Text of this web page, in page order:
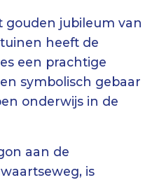
gouden jubileum van
heeft de
een prachtige
symbolisch gebaar
onderwijs in de
aan de
is